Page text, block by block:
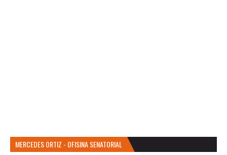
MERCEDES ORTIZ - OFISINA SENATORIAL